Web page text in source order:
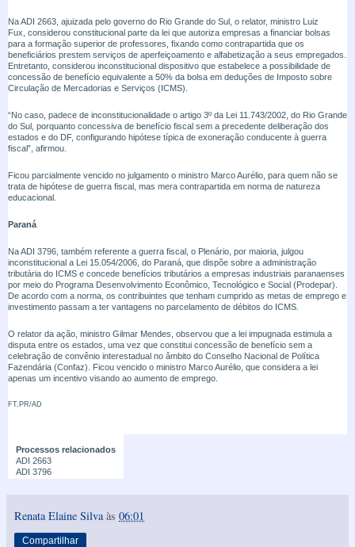
Na ADI 2663, ajuizada pelo governo do Rio Grande do Sul, o relator, ministro Luiz
Fux, considerou constitucional parte da lei que autoriza empresas a financiar bolsas
para a formação superior de professores, fixando como contrapartida que os
beneficiários prestem serviços de aperfeiçoamento e alfabetização a seus empregados.
Entretanto, considerou inconstitucional dispositivo que estabelece a possibilidade de
concessão de benefício equivalente a 50% da bolsa em deduções de Imposto sobre
Circulação de Mercadorias e Serviços (ICMS).
“No caso, padece de inconstitucionalidade o artigo 3º da Lei 11.743/2002, do Rio Grande
do Sul, porquanto concessiva de benefício fiscal sem a precedente deliberação dos
estados e do DF, configurando hipótese típica de exoneração conducente à guerra
fiscal”, afirmou.
Ficou parcialmente vencido no julgamento o ministro Marco Aurélio, para quem não se
trata de hipótese de guerra fiscal, mas mera contrapartida em norma de natureza
educacional.
Paraná
Na ADI 3796, também referente a guerra fiscal, o Plenário, por maioria, julgou
inconstitucional a Lei 15.054/2006, do Paraná, que dispõe sobre a administração
tributária do ICMS e concede benefícios tributários a empresas industriais paranaenses
por meio do Programa Desenvolvimento Econômico, Tecnológico e Social (Prodepar).
De acordo com a norma, os contribuintes que tenham cumprido as metas de emprego e
investimento passam a ter vantagens no parcelamento de débitos do ICMS.
O relator da ação, ministro Gilmar Mendes, observou que a lei impugnada estimula a
disputa entre os estados, uma vez que constitui concessão de benefício sem a
celebração de convênio interestadual no âmbito do Conselho Nacional de Política
Fazendária (Confaz). Ficou vencido o ministro Marco Aurélio, que considera a lei
apenas um incentivo visando ao aumento de emprego.
FT,PR/AD
Processos relacionados
ADI 2663
ADI 3796
Renata Elaine Silva às 06:01
Compartilhar